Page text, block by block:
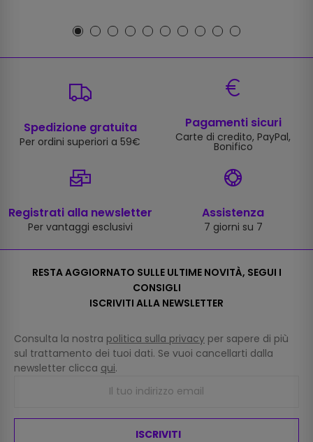
Spedizione gratuita
Per ordini superiori a 59€
Pagamenti sicuri
Carte di credito, PayPal,
Bonifico
Registrati alla newsletter
Per vantaggi esclusivi
Assistenza
7 giorni su 7
RESTA AGGIORNATO SULLE ULTIME NOVITÀ, SEGUI I
CONSIGLI
ISCRIVITI ALLA NEWSLETTER
Consulta la nostra politica sulla privacy per sapere di più
sul trattamento dei tuoi dati. Se vuoi cancellarti dalla
newsletter clicca qui.
ISCRIVITI